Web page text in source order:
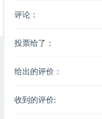
评论：
投票给了：
给出的评价：
收到的评价: